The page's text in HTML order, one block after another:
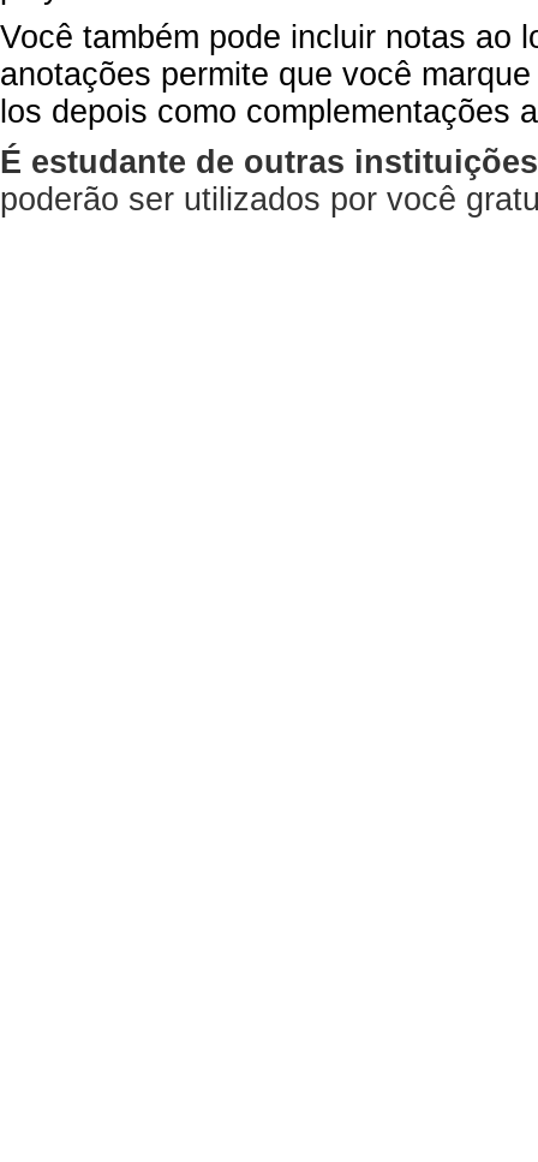
Você também pode incluir notas ao
anotações permite que você
los depois como complementações
É estudante de outras
poderão ser utilizados por você